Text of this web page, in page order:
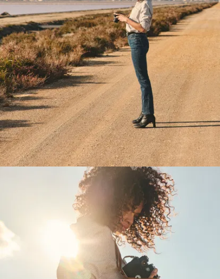
können.
Ein mittelhoher
Bund:Wir haben
uns für diese
Höhe
entschieden, weil
sie sowohl
schmeichelhaft
als auch bequem
ist. Der Bund
lässt sich mit
einem Knopf und
einem YKK-
Reißverschluss
ausschlaggebend
Hintern in der
Jeans aussieht.